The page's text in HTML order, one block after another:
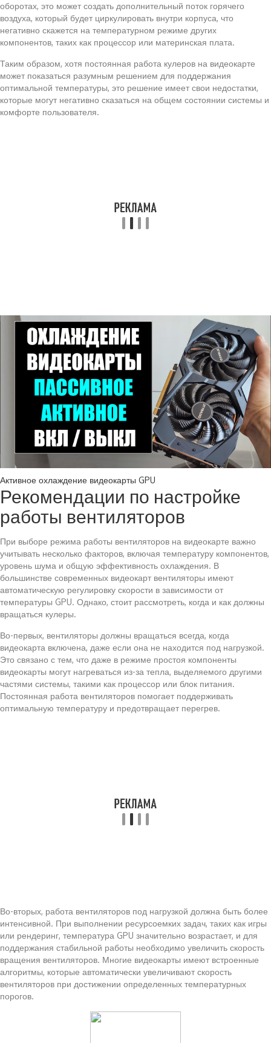
оборотах, это может создать дополнительный поток горячего
воздуха, который будет циркулировать внутри корпуса, что
негативно скажется на температурном режиме других
компонентов, таких как процессор или материнская плата.
Таким образом, хотя постоянная работа кулеров на видеокарте
может показаться разумным решением для поддержания
оптимальной температуры, это решение имеет свои недостатки,
которые могут негативно сказаться на общем состоянии системы и
комфорте пользователя.
Активное охлаждение видеокарты GPU
Рекомендации по настройке
работы вентиляторов
При выборе режима работы вентиляторов на видеокарте важно
учитывать несколько факторов, включая температуру компонентов,
уровень шума и общую эффективность охлаждения. В
большинстве современных видеокарт вентиляторы имеют
автоматическую регулировку скорости в зависимости от
температуры GPU. Однако, стоит рассмотреть, когда и как должны
вращаться кулеры.
Во-первых, вентиляторы должны вращаться всегда, когда
видеокарта включена, даже если она не находится под нагрузкой.
Это связано с тем, что даже в режиме простоя компоненты
видеокарты могут нагреваться из-за тепла, выделяемого другими
частями системы, такими как процессор или блок питания.
Постоянная работа вентиляторов помогает поддерживать
оптимальную температуру и предотвращает перегрев.
Во-вторых, работа вентиляторов под нагрузкой должна быть более
интенсивной. При выполнении ресурсоемких задач, таких как игры
или рендеринг, температура GPU значительно возрастает, и для
поддержания стабильной работы необходимо увеличить скорость
вращения вентиляторов. Многие видеокарты имеют встроенные
алгоритмы, которые автоматически увеличивают скорость
вентиляторов при достижении определенных температурных
порогов.